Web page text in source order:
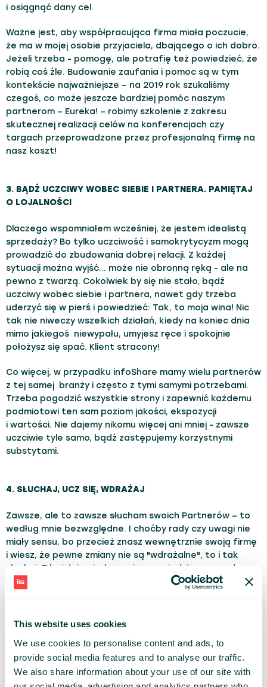
This website uses cookies
We use cookies to personalise content and ads, to
provide social media features and to analyse our traffic.
We also share information about your use of our site with
i osiągnąć dany cel.
Ważne jest, aby współpracująca firma miała poczucie,
że ma w mojej osobie przyjaciela, dbającego o ich dobro.
Jeżeli trzeba - pomogę, ale potrafię też powiedzieć, że
robią coś źle. Budowanie zaufania i pomoc są w tym
kontekście najważniejsze – na 2019 rok szukaliśmy
czegoś, co może jeszcze bardziej pomóc naszym
partnerom – Eureka! – robimy szkolenie z zakresu
skutecznej realizacji celów na konferencjach czy
targach przeprowadzone przez profesjonalną firmę na
nasz koszt!
3. BĄDŹ UCZCIWY WOBEC SIEBIE I PARTNERA. PAMIĘTAJ
O LOJALNOŚCI
Dlaczego wspomniałem wcześniej, że jestem idealistą
sprzedaży? Bo tylko uczciwość i samokrytycyzm mogą
prowadzić do zbudowania dobrej relacji. Z każdej
sytuacji można wyjść… może nie obronną ręką - ale na
pewno z twarzą. Cokolwiek by się nie stało, bądź
uczciwy wobec siebie i partnera, nawet gdy trzeba
uderzyć się w pierś i powiedzieć: Tak, to moja wina! Nic
tak nie niweczy wszelkich działań, kiedy na koniec dnia
mimo jakiegoś niewypału, umyjesz ręce i spokojnie
położysz się spać. Klient stracony!
Co więcej, w przypadku infoShare mamy wielu partnerów
z tej samej branży i często z tymi samymi potrzebami.
Trzeba pogodzić wszystkie strony i zapewnić każdemu
podmiotowi ten sam poziom jakości, ekspozycji
i wartości. Nie dajemy nikomu więcej ani mniej - zawsze
uczciwie tyle samo, bądź zastępujemy korzystnymi
substytami.
4. SŁUCHAJ, UCZ SIĘ, WDRAŻAJ
Zawsze, ale to zawsze słucham swoich Partnerów – to
według mnie bezwzględne. I choćby rady czy uwagi nie
miały sensu, bo przecież znasz wewnętrznie swoją firmę
i wiesz, że pewne zmiany nie są "wdrażalne", to i tak
słuchaj. Z każdej pojedynczej wypowiedzi czy porady
można wyciągnąć jakiś ułamek tego, co jest
to wiedz, że nie dzisiaj, nie jutro, ale trafi się kolejny,
Ważne, aby z każdej takiej uwagi wyciągać wnioski
i uczyć się postępowania z klientem. Nieodzownym